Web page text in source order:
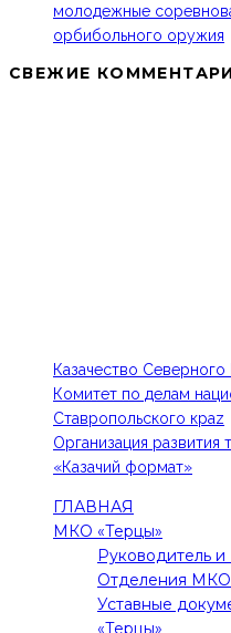
молодежные
орбибольного оружия
СВЕЖИЕ
Казачество Северного
Комитет по делам
Ставропольского краz
Организация развития
«Казачий формат»
ГЛАВНАЯ
МКО «Терцы»
Руководитель
Отделения МКО
Уставные
«Терцы»